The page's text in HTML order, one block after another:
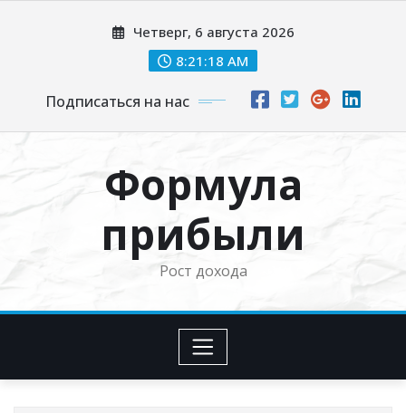
Четверг, 6 августа 2026
8:21:19 AM
Подписаться на нас
Формула
прибыли
Рост дохода